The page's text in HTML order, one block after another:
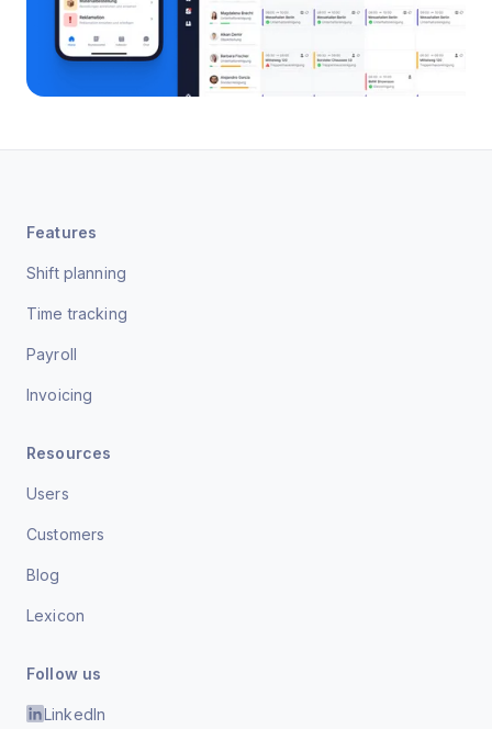
Features
Shift planning
Time tracking
Payroll
Invoicing
Resources
Users
Customers
Blog
Lexicon
Follow us
LinkedIn